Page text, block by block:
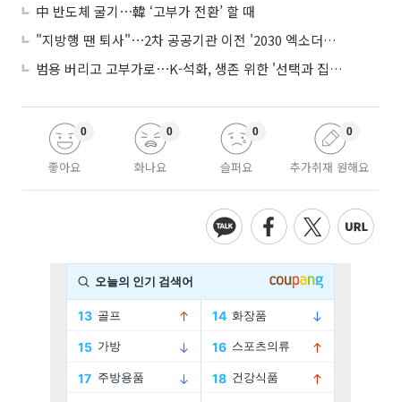
中 반도체 굴기⋯韓 ‘고부가 전환’ 할 때
"지방행 땐 퇴사"⋯2차 공공기관 이전 '2030 엑소더스' 뇌관
범용 버리고 고부가로⋯K-석화, 생존 위한 '선택과 집중'
좋아요
0
화나요
0
슬퍼요
0
추가취재 원해요
0